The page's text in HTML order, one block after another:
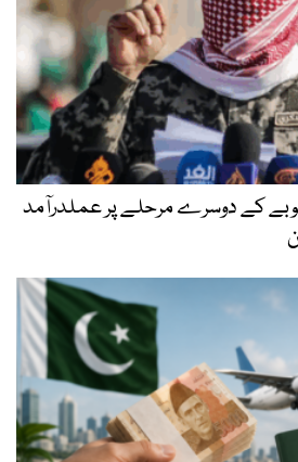
کے دوسرے مرحلے پر عملدرآمد